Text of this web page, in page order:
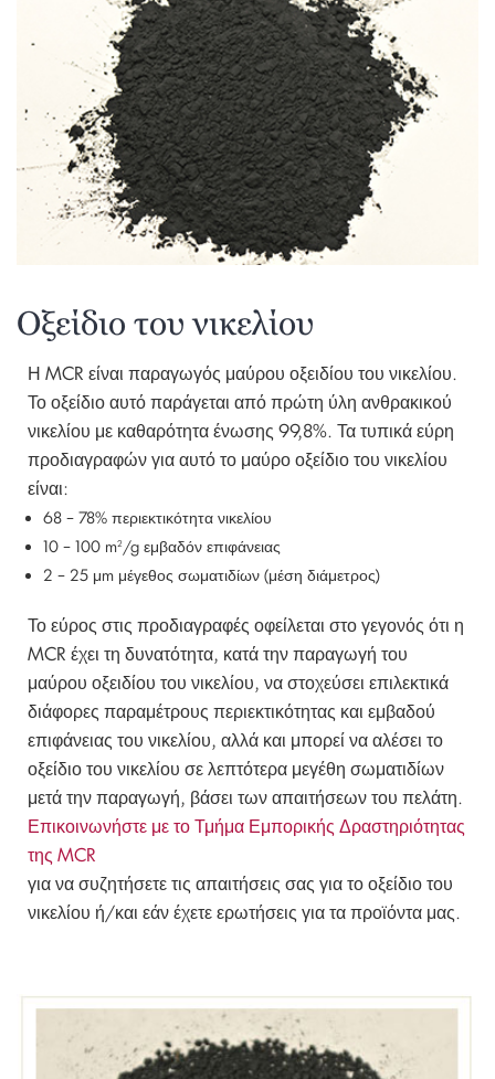
Οξείδιο του νικελίου
Η MCR είναι παραγωγός μαύρου οξειδίου του νικελίου.
Το οξείδιο αυτό παράγεται από πρώτη ύλη ανθρακικού
νικελίου με καθαρότητα ένωσης 99,8%. Τα τυπικά εύρη
προδιαγραφών για αυτό το μαύρο οξείδιο του νικελίου
είναι:
68 – 78% περιεκτικότητα νικελίου
10 – 100 m2 /g εμβαδόν επιφάνειας
2 – 25 μm μέγεθος σωματιδίων (μέση διάμετρος)
Το εύρος στις προδιαγραφές οφείλεται στο γεγονός ότι η
MCR έχει τη δυνατότητα, κατά την παραγωγή του
μαύρου οξειδίου του νικελίου, να στοχεύσει επιλεκτικά
διάφορες παραμέτρους περιεκτικότητας και εμβαδού
επιφάνειας του νικελίου, αλλά και μπορεί να αλέσει το
οξείδιο του νικελίου σε λεπτότερα μεγέθη σωματιδίων
μετά την παραγωγή, βάσει των απαιτήσεων του πελάτη.
Επικοινωνήστε με το Τμήμα Εμπορικής Δραστηριότητας
της MCR
για να συζητήσετε τις απαιτήσεις σας για το οξείδιο του
νικελίου ή/και εάν έχετε ερωτήσεις για τα προϊόντα μας.